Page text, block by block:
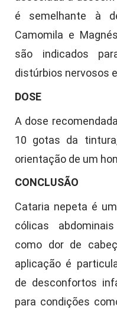
é semelhante à
Camomila e
são indicados
distúrbios nervosos
DOSE
A dose
10 gotas da
orientação de um
CONCLUSÃO
Cataria nepeta é
cólicas
como dor de
aplicação é
de desconfortos
para condições